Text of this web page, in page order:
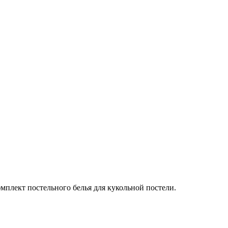
постельного белья для кукольной постели.